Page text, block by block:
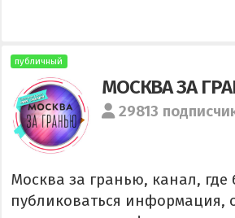
публичный
МОСКВА ЗА
29813
Москва за гранью, канал, где
публиковаться информация,